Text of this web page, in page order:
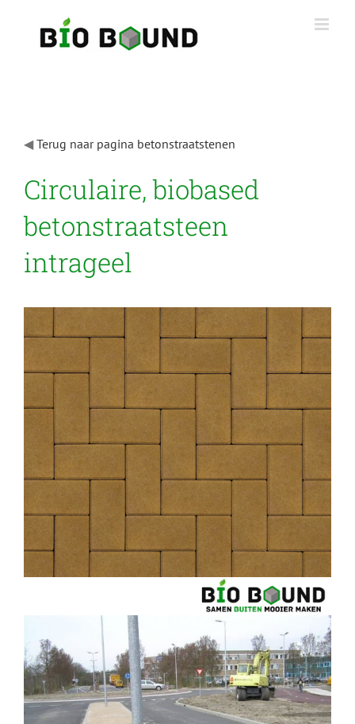
◀Terug naar pagina betonstraatstenen
Circulaire, biobased
betonstraatsteen
intrageel